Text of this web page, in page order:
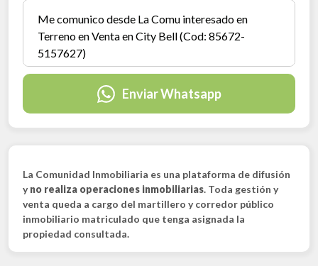
Enviar Whatsapp
La Comunidad Inmobiliaria es una plataforma de difusión
yno realiza operaciones inmobiliarias. Toda gestión y
venta queda a cargo del martillero y corredor público
inmobiliario matriculado que tenga asignada la
propiedad consultada.